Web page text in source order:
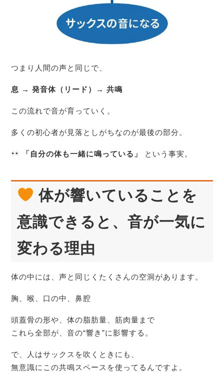
つまり人間の声と同じで、
息 → 発音体（リード）→ 共鳴
この流れで音が育っていく。
多くの初心者が見落としがちなのが最後の部分。
「自分の体も一緒に鳴っている」 という事実。
体が響いていることを
意識できると、音が一気に
変わる理由
体の中には、声と同じくたくさんの空洞があります。
胸、喉、口の中、鼻腔
頭蓋骨の形や、体の脂肪量、筋肉量まで
これら全部が、音の“響き”に影響する。
で、人はサックスを吹くときにも、
無意識にこの共鳴スペースを使ってるんですよ。